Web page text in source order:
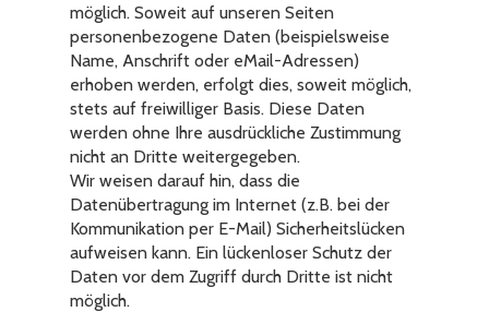
möglich. Soweit auf unseren Seiten
personenbezogene Daten (beispielsweise
Name, Anschrift oder eMail-Adressen)
erhoben werden, erfolgt dies, soweit möglich,
stets auf freiwilliger Basis. Diese Daten
werden ohne Ihre ausdrückliche Zustimmung
nicht an Dritte weitergegeben.
Wir weisen darauf hin, dass die
Datenübertragung im Internet (z.B. bei der
Kommunikation per E-Mail) Sicherheitslücken
aufweisen kann. Ein lückenloser Schutz der
Daten vor dem Zugriff durch Dritte ist nicht
möglich.